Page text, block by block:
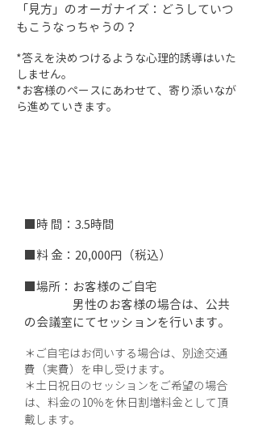
「見方」のオーガナイズ：どうしていつ
もこうなっちゃうの？
*答えを決めつけるような心理的誘導はいた
しません。
*お客様のペースにあわせて、寄り添いなが
ら進めていきます。
■時 間：3.5時間
■料 金：20,000円（税込）
■場所：お客様のご自宅
男性のお客様の場合は、公共
の会議室にてセッションを行います。
＊ご自宅はお伺いする場合は、別途交通
費（実費）を申し受けます。
＊土日祝日のセッションをご希望の場合
は​、 料金の10％を休日割増料金として頂
戴します。